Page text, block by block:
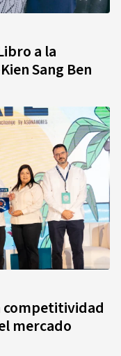
a la
Sang Ben
competitividad
mercado